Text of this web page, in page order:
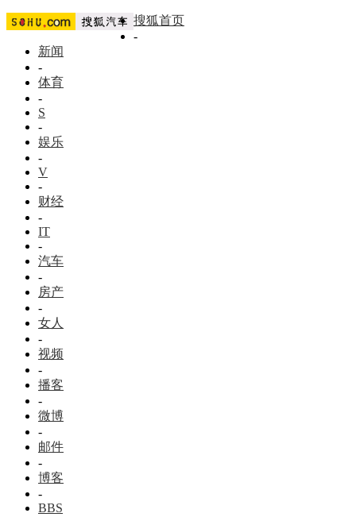
搜狐首页
-
新闻
-
体育
-
S
-
娱乐
-
V
-
财经
-
IT
-
汽车
-
房产
-
女人
-
视频
-
播客
-
微博
-
邮件
-
博客
-
BBS